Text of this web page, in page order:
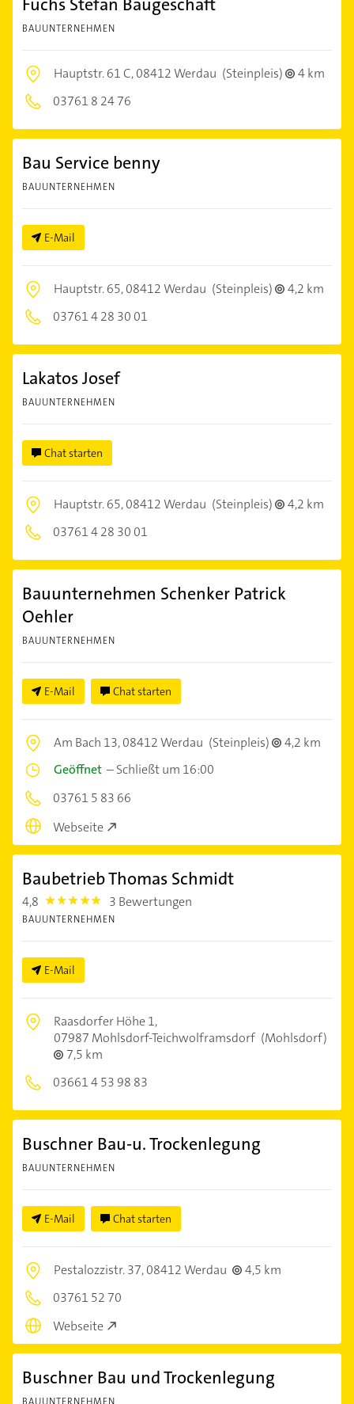
Fuchs Stefan Baugeschäft
BAUUNTERNEHMEN
Hauptstr. 61 C,08412 Werdau (Steinpleis)
4 km
03761 8 24 76
Bau Service benny
BAUUNTERNEHMEN
E-Mail
Hauptstr. 65,08412 Werdau (Steinpleis)
4,2 km
03761 4 28 30 01
Lakatos Josef
BAUUNTERNEHMEN
Chat starten
Hauptstr. 65,08412 Werdau (Steinpleis)
4,2 km
03761 4 28 30 01
Bauunternehmen Schenker Patrick
Oehler
BAUUNTERNEHMEN
E-Mail Chat starten
Am Bach 13,08412 Werdau (Steinpleis)
4,2 km
Geöffnet –Schließt um 16:00
03761 5 83 66
Webseite
Baubetrieb Thomas Schmidt
4,8 4.8 3 Bewertungen
BAUUNTERNEHMEN
E-Mail
Raasdorfer Höhe 1,
07987 Mohlsdorf-Teichwolframsdorf (Mohlsdorf)
7,5 km
03661 4 53 98 83
Buschner Bau-u. Trockenlegung
BAUUNTERNEHMEN
E-Mail Chat starten
Pestalozzistr. 37,08412 Werdau
4,5 km
03761 52 70
Webseite
Buschner Bau und Trockenlegung